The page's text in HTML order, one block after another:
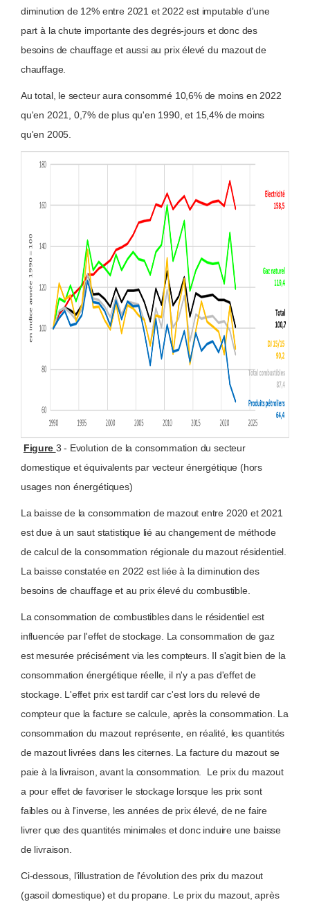
diminution de 12% entre 2021 et 2022 est imputable d'une
part à la chute importante des degrés-jours et donc des
besoins de chauffage et aussi au prix élevé du mazout de
chauffage.
Au total, le secteur aura consommé 10,6% de moins en 2022
qu'en 2021, 0,7% de plus qu'en 1990, et 15,4% de moins
qu'en 2005.
Figure 3 - Evolution de la consommation du secteur
domestique et équivalents par vecteur énergétique (hors
usages non énergétiques)
La baisse de la consommation de mazout entre 2020 et 2021
est due à un saut statistique lié au changement de méthode
de calcul de la consommation régionale du mazout résidentiel.
La baisse constatée en 2022 est liée à la diminution des
besoins de chauffage et au prix élevé du combustible.
La consommation de combustibles dans le résidentiel est
influencée par l'effet de stockage. La consommation de gaz
est mesurée précisément via les compteurs. Il s'agit bien de la
consommation énergétique réelle, il n'y a pas d'effet de
stockage. L'effet prix est tardif car c'est lors du relevé de
compteur que la facture se calcule, après la consommation. La
consommation du mazout représente, en réalité, les quantités
de mazout livrées dans les citernes. La facture du mazout se
paie à la livraison, avant la consommation. Le prix du mazout
a pour effet de favoriser le stockage lorsque les prix sont
faibles ou à l'inverse, les années de prix élevé, de ne faire
livrer que des quantités minimales et donc induire une baisse
de livraison.
Ci-dessous, l'illustration de l'évolution des prix du mazout
(gasoil domestique) et du propane. Le prix du mazout, après